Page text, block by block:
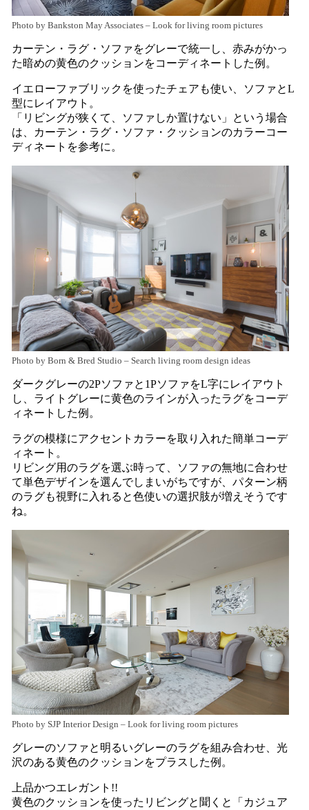
Photo by Bankston May Associates– Look for living room pictures
カーテン・ラグ・ソファをグレーで統一し、赤みがかっ
た暗めの黄色のクッションをコーディネートした例。
イエローファブリックを使ったチェアも使い、ソファとL
型にレイアウト。
「リビングが狭くて、ソファしか置けない」という場合
は、カーテン・ラグ・ソファ・クッションのカラーコー
ディネートを参考に。
Photo by Born & Bred Studio – Search living room design ideas
ダークグレーの2Pソファと1PソファをL字にレイアウト
し、ライトグレーに黄色のラインが入ったラグをコーデ
ィネートした例。
ラグの模様にアクセントカラーを取り入れた簡単コーデ
ィネート。
リビング用のラグを選ぶ時って、ソファの無地に合わせ
て単色デザインを選んでしまいがちですが、パターン柄
のラグも視野に入れると色使いの選択肢が増えそうです
ね。
Photo by SJP Interior Design – Look for living room pictures
グレーのソファと明るいグレーのラグを組み合わせ、光
沢のある黄色のクッションをプラスした例。
上品かつエレガント!!
黄色のクッションを使ったリビングと聞くと「カジュア